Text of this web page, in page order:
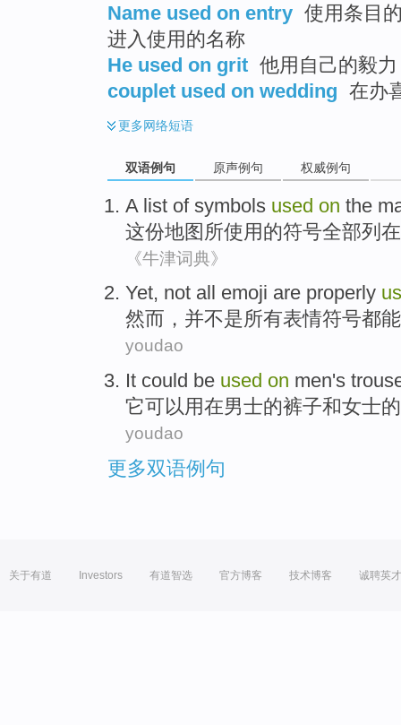
Name used on entry 使用条目
进入使用的名称
He used on grit 他用自己的毅力
couplet used on wedding 在办
更多网络短语
双语例句 原声例句 权威例句
A list of symbols used on the
这份地图 所使用 的符号全部列 在
《牛津词典》
Yet, not all emoji are properly
然而 ， 并不是所有表情符号都能
youdao
It could be used on men's
它可以用在男士的裤子和女士的
youdao
更多双语例句
关于有道 Investors 有道智选 官方博客 技术博客 诚聘英才